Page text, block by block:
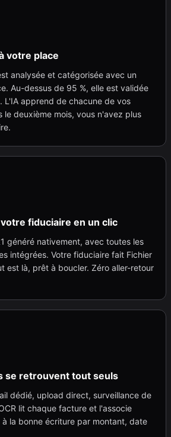
votre place
analysée et catégorisée avec un
Au-dessus de 95 %, elle est validée
L'IA apprend de chacune de vos
deuxième mois, vous n'avez plus
fiduciaire en un clic
généré nativement, avec toutes les
intégrées. Votre fiduciaire fait Fichier
là, prêt à boucler. Zéro aller-retour
se retrouvent tout seuls
dédié, upload direct, surveillance de
lit chaque facture et l'associe
la bonne écriture par montant, date